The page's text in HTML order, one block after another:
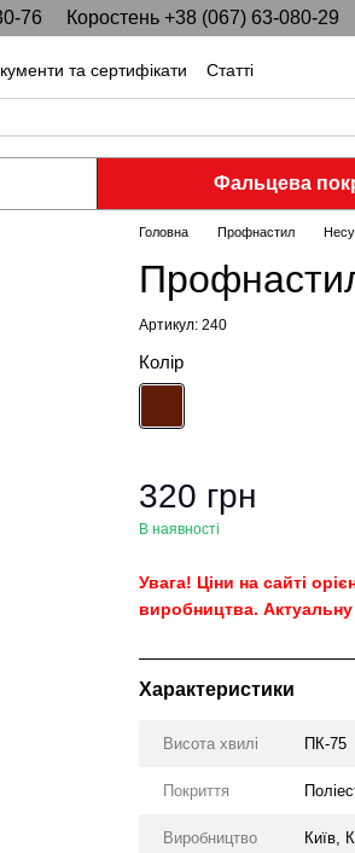
76 Коростень +38 (067) 63-080-29
та сертифікати Статті
Фальцева
Головна Профнастил
Артикул: 240
Колір
320 грн
В наявності
Увага! Ціни на сайті
виробництва.
Характеристики
Висота хвилі ПК-75
Покриття
Виробництво Київ,